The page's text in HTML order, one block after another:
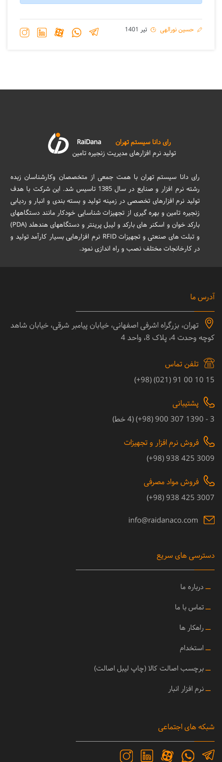
حسین نورالهی تیر 1401
رای دانا سیستم تهران
RaiDana
تولید نرم افزارهای مدیریت زنجیره تامین
رای دانا سیستم تهران با همت جمعی از متخصصان وکارشناسان زبده
رشته نرم افزار و صنایع در سال 1385 تاسیس شد. این شرکت با هدف
تولید نرم افزارهای تخصصی در زمینه تولید و بسته بندی و انبار و ردیابی
زنجیره تامین و بهره گیری از تجهیزات شناسایی خودکار مانند دستگاههای
بارکد خوان و اسکنر های بارکد و لیبل پرینتر و دستگاههای هندهلد (PDA)
و تبلت های صنعتی و تجهیزات RFID نرم افزارهایی بسیار کارآمد تولید و
در کارخانجات مختلف نصب و راه اندازی نمود.
آدرس ما
تهران، بزرگراه اشرفی اصفهانی، خیابان پیامبر شرقی، خیابان شاهد
کوچه وحدت 4، پلاک 8، واحد 4
تلفن تماس
15 10 00 91 (021) (98+)
پشتیبانی
3 - 1390 307 900 (98+) (4 خط)
فروش نرم افزار و تجهیزات
3009 425 938 (98+)
فروش مواد مصرفی
3007 425 938 (98+)
دسترسی های سریع
ــ درباره ما
ــتماس با ما
ــراهکار ها
ــ استخدام
ــبرچسب اصالت کالا (چاپ لیبل اصالت)
ــنرم افزار انبار
شبکه های اجتماعی